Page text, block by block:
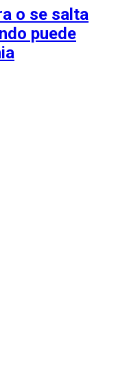
o se salta
puede